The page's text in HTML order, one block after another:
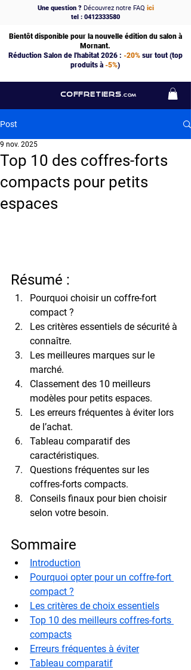
COFFRETIERS .COM
Une question ?Découvrez notre FAQ ici
tel : 0412333580
Bientôt disponible pour la nouvelle édition du salon à
Mornant.
Réduction Salon de l'habitat 2026 : -20%sur tout (top
produits à -5%)
Post
Top 10 des coffres-forts
compacts pour petits
espaces
9 nov. 2025
Résumé :
Pourquoi choisir un coffre-fort
compact ?
Les critères essentiels de sécurité à
connaître.
Les meilleures marques sur le
marché.
Classement des 10 meilleurs
modèles pour petits espaces.
Les erreurs fréquentes à éviter lors
de l’achat.
Tableau comparatif des
caractéristiques.
Questions fréquentes sur les
coffres-forts compacts.
Conseils finaux pour bien choisir
selon votre besoin.
Sommaire
Introduction
Pourquoi opter pour un coffre-fort
compact ?
Les critères de choix essentiels
Top 10 des meilleurs coffres-forts
compacts
Erreurs fréquentes à éviter
Tableau comparatif